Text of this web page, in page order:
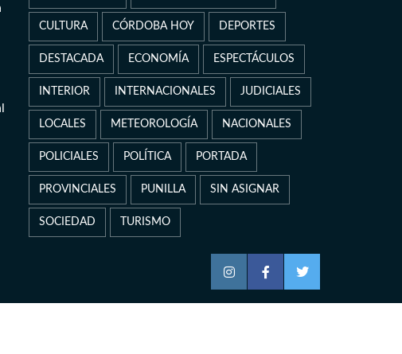
CULTURA CÓRDOBA HOY DEPORTES
DESTACADA ECONOMÍA ESPECTÁCULOS
INTERIOR INTERNACIONALES JUDICIALES
LOCALES METEOROLOGÍA NACIONALES
POLICIALES POLÍTICA PORTADA
PROVINCIALES PUNILLA SIN ASIGNAR
SOCIEDAD TURISMO